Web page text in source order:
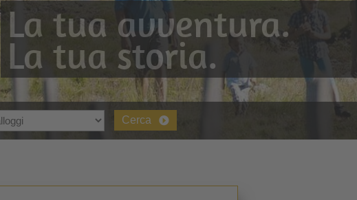
La tua avventura.
La tua storia.
Cerca